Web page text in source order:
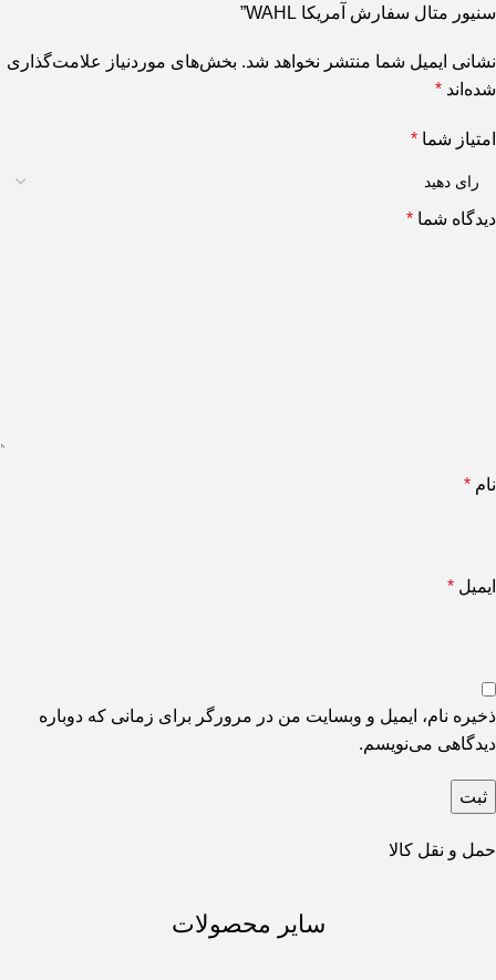
سنیور متال سفارش آمریکا WAHL”
نشانی ایمیل شما منتشر نخواهد شد. بخش‌های موردنیاز علامت‌گذاری
شده‌اند *
امتیاز شما *
دیدگاه شما *
نام *
ایمیل *
ذخیره نام، ایمیل و وبسایت من در مرورگر برای زمانی که دوباره
دیدگاهی می‌نویسم.
حمل و نقل کالا
سایر محصولات